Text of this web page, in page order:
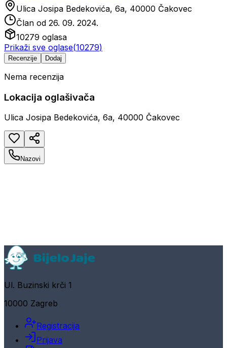
Ulica Josipa Bedekovića, 6a, 40000 Čakovec
Član od 26. 09. 2024.
10279 oglasa
Prikaži sve oglase(10279)
Recenzije Dodaj
Nema recenzija
Lokacija oglašivača
Ulica Josipa Bedekovića, 6a, 40000 Čakovec
Nazovi
Ul. Buzinski krči 1
10000 Zagreb
Registracija
Prijava